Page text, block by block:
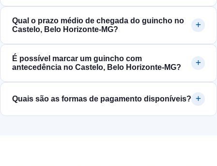
Qual o prazo médio de chegada do guincho no
Castelo, Belo Horizonte‑MG?
É possível marcar um guincho com
antecedência no Castelo, Belo Horizonte‑MG?
Quais são as formas de pagamento disponíveis?